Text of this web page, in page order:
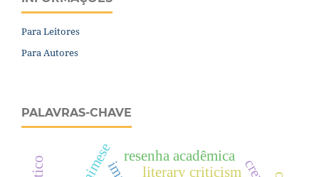
Para Leitores
Para Autores
PALAVRAS-CHAVE
literary criticism
mimese resenha acadêmica